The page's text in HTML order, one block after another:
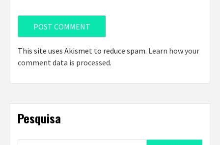
This site uses Akismet to reduce spam. Learn how your
comment data is processed.
Pesquisa